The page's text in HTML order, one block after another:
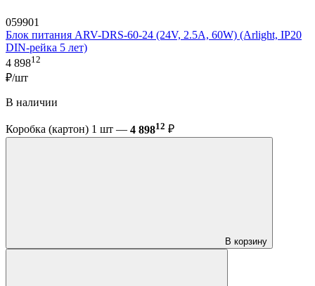
059901
Блок питания ARV-DRS-60-24 (24V, 2.5A, 60W) (Arlight, IP20
DIN-рейка 5 лет)
4 89812
₽/шт
В наличии
Коробка (картон) 1 шт — 4 89812 ₽
В корзину